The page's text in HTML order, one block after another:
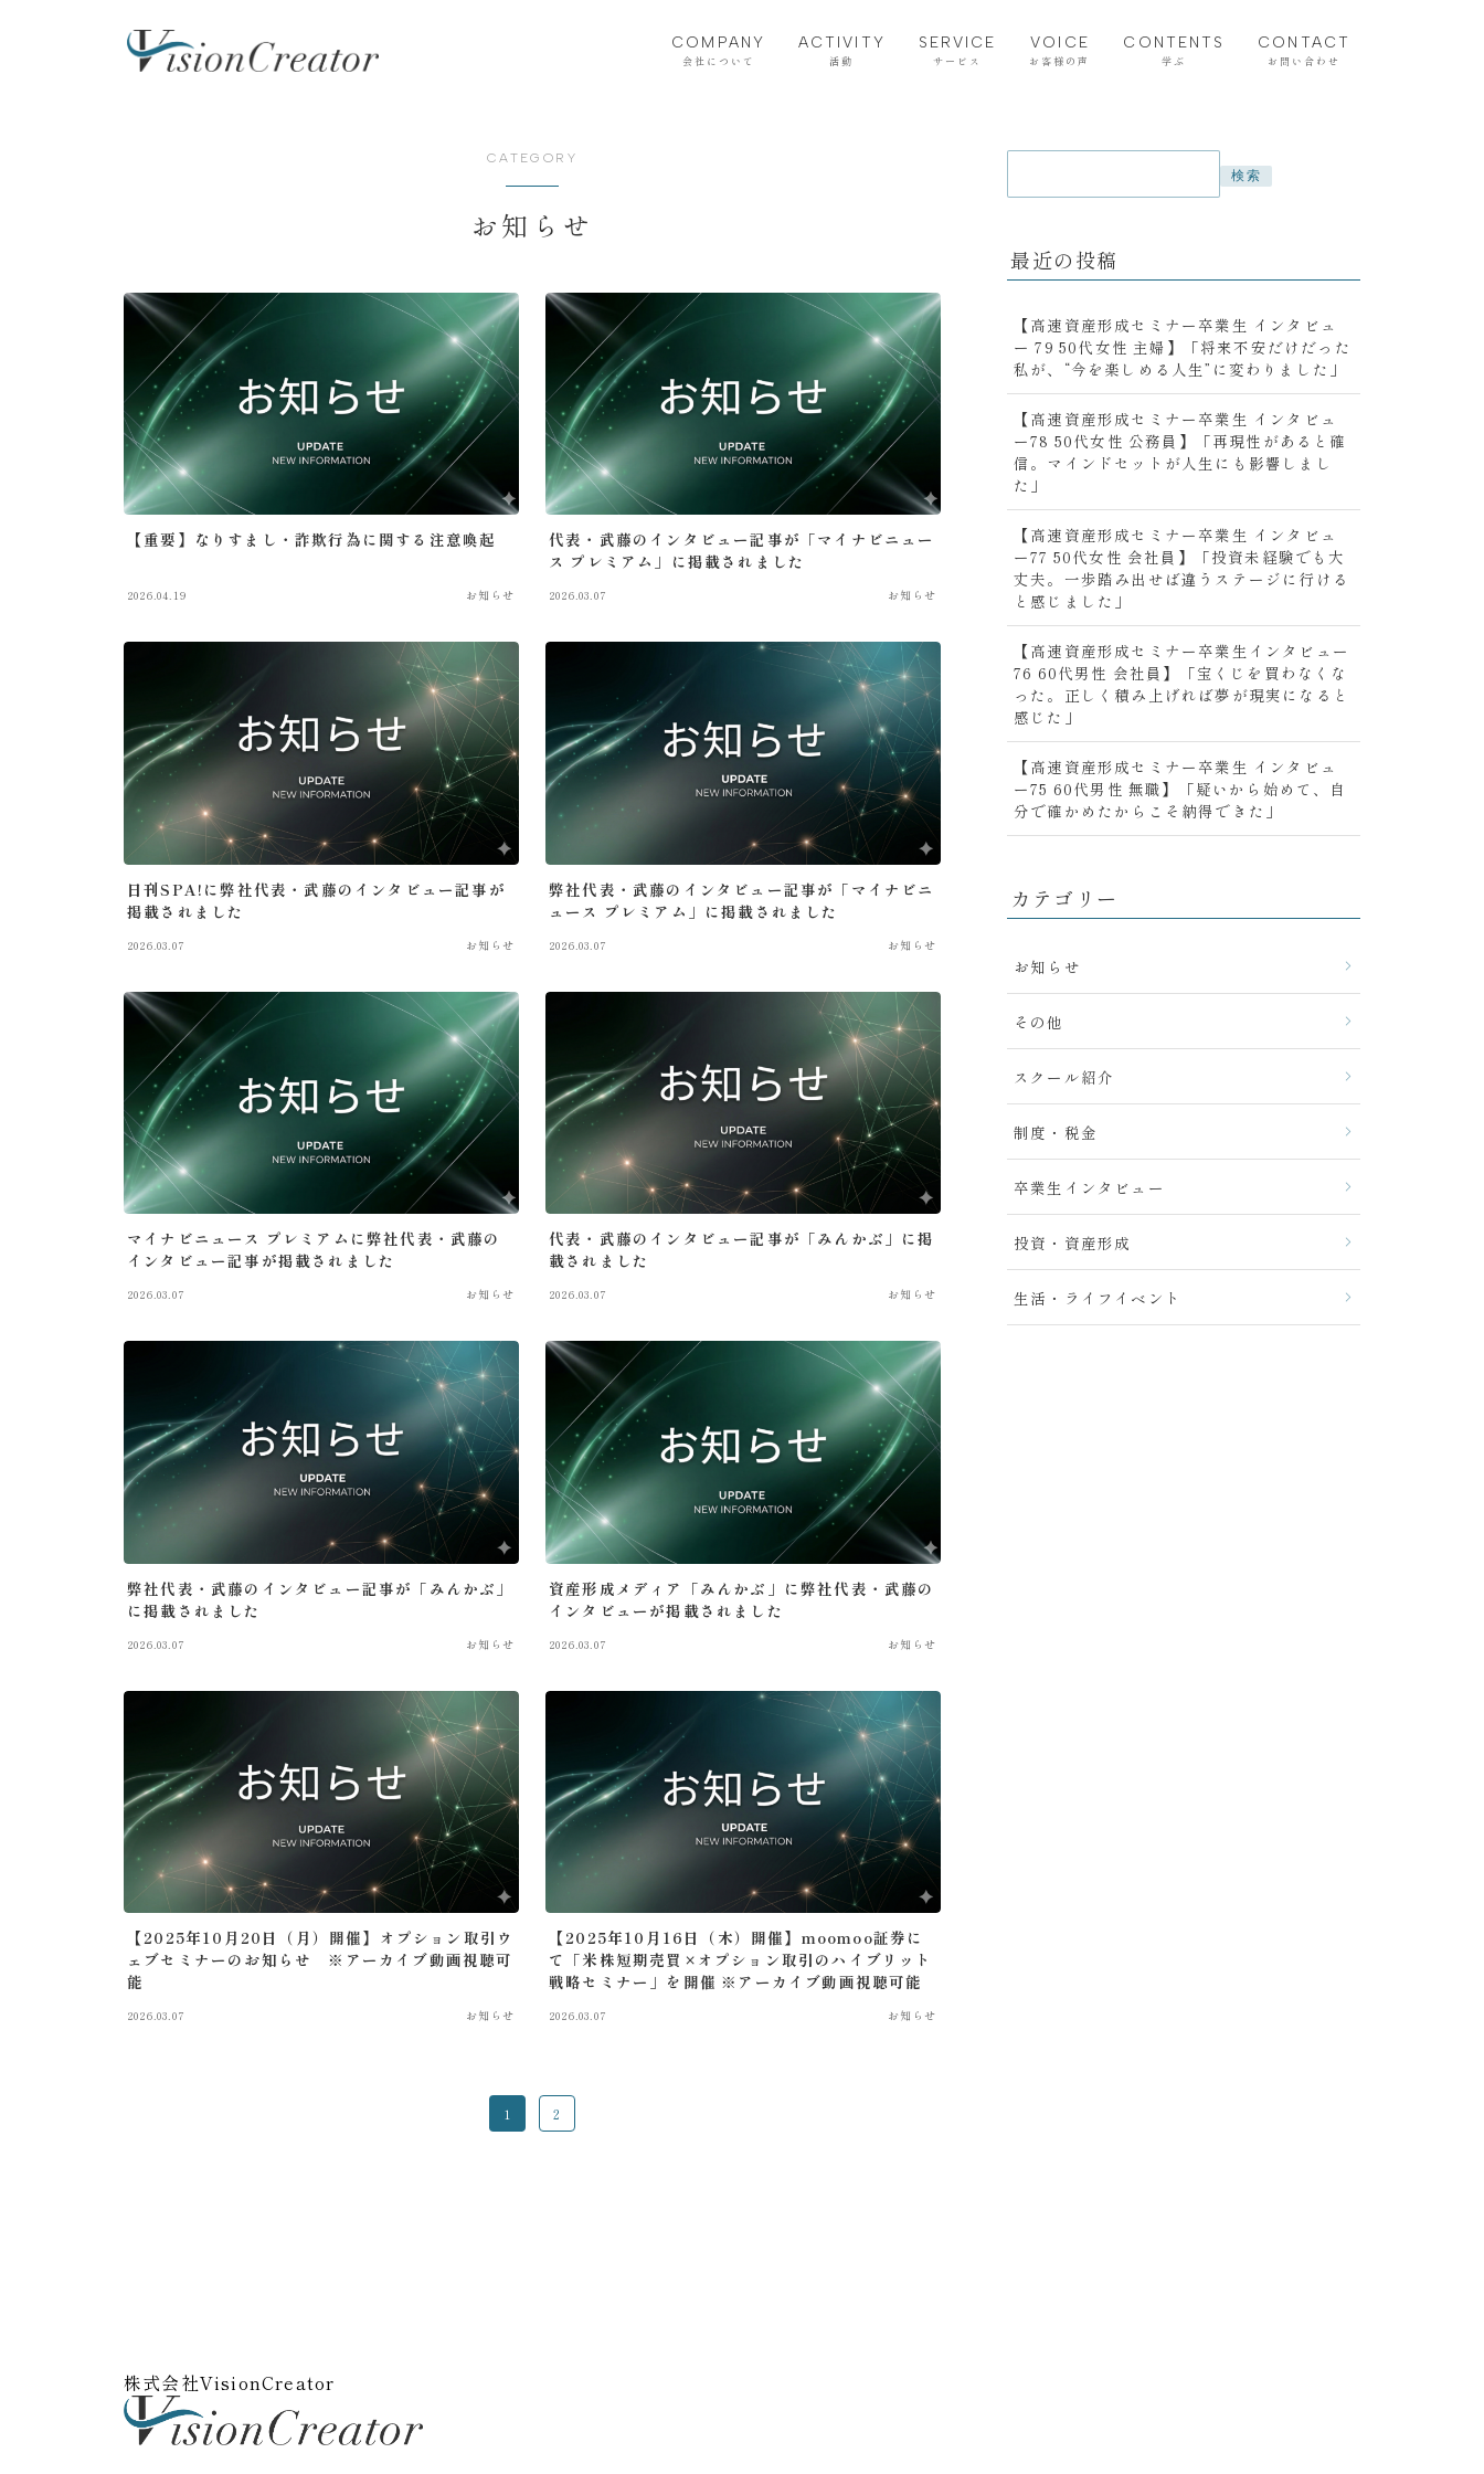
COMPANY
会社について
ACTIVITY
活動
SERVICE
サービス
VOICE
お客様の声
CONTENTS
学ぶ
CONTACT
お問い合わせ
CATEGORY
お知らせ
【重要】なりすまし・詐欺行為に関する注意喚起
2026.04.19 お知らせ
代表・武藤のインタビュー記事が「マイナビニュー
ス プレミアム」に掲載されました
2026.03.07 お知らせ
日刊SPA!に弊社代表・武藤のインタビュー記事が
掲載されました
2026.03.07 お知らせ
弊社代表・武藤のインタビュー記事が「マイナビニ
ュース プレミアム」に掲載されました
2026.03.07 お知らせ
マイナビニュース プレミアムに弊社代表・武藤の
インタビュー記事が掲載されました
2026.03.07 お知らせ
代表・武藤のインタビュー記事が「みんかぶ」に掲
載されました
2026.03.07 お知らせ
弊社代表・武藤のインタビュー記事が「みんかぶ」
に掲載されました
2026.03.07 お知らせ
資産形成メディア「みんかぶ」に弊社代表・武藤の
インタビューが掲載されました
2026.03.07 お知らせ
【2025年10月20日（月）開催】オプション取引ウ
ェブセミナーのお知らせ ※アーカイブ動画視聴可
能
2026.03.07 お知らせ
【2025年10月16日（木）開催】moomoo証券に
て「米株短期売買×オプション取引のハイブリット
戦略セミナー」を開催 ※アーカイブ動画視聴可能
2026.03.07 お知らせ
1 2
検索
最近の投稿
【高速資産形成セミナー卒業生 インタビュ
ー 79 50代女性 主婦】「将来不安だけだった
私が、“今を楽しめる人生”に変わりました」
【高速資産形成セミナー卒業生 インタビュ
ー78 50代女性 公務員】「再現性があると確
信。マインドセットが人生にも影響しまし
た」
【高速資産形成セミナー卒業生 インタビュ
ー77 50代女性 会社員】「投資未経験でも大
丈夫。一歩踏み出せば違うステージに行ける
と感じました」
【高速資産形成セミナー卒業生インタビュー
76 60代男性 会社員】「宝くじを買わなくな
った。正しく積み上げれば夢が現実になると
感じた」
【高速資産形成セミナー卒業生 インタビュ
ー75 60代男性 無職】「疑いから始めて、自
分で確かめたからこそ納得できた」
カテゴリー
お知らせ
その他
スクール紹介
制度・税金
卒業生インタビュー
投資・資産形成
生活・ライフイベント
株式会社VisionCreator